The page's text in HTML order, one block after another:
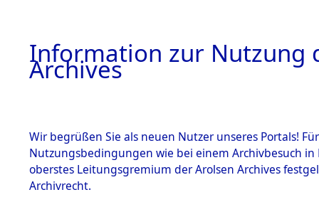
Information zur Nutzung
Archives
Wir begrüßen Sie als neuen Nutzer unseres Portals!
Nutzungsbedingungen wie bei einem Archivbesuch
oberstes Leitungsgremium der Arolsen Archives
Archivrecht.